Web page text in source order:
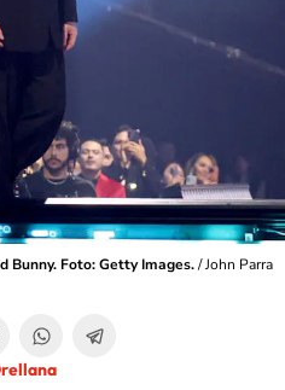
Bunny. Foto: Getty Images./John Parra